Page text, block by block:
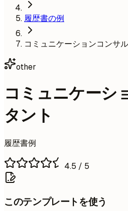
履歴書の例
コミュニケーションコンサ
other
コミュニケーシ
タント
履歴書例
4.5 / 5
このテンプレートを使う